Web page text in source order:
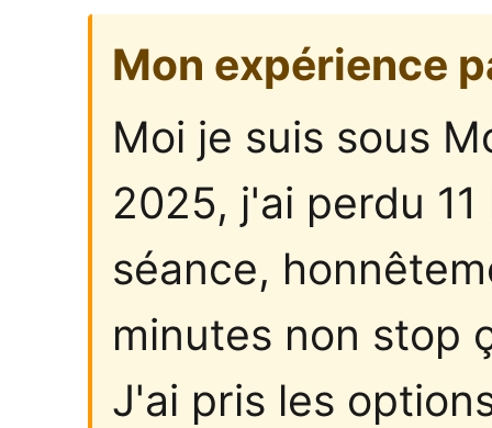
Mon expérience
Moi je suis sous
2025, j'ai perdu
séance,
minutes non stop
J'ai pris les